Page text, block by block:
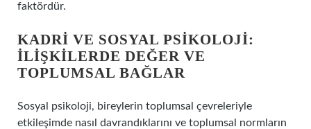
faktördür.
KADRI VE SOSYAL PSIKOLOJI:
İLIŞKILERDE DEĞER VE
TOPLUMSAL BAĞLAR
Sosyal psikoloji, bireylerin toplumsal çevreleriyle
etkileşimde nasıl davrandıklarını ve toplumsal normların